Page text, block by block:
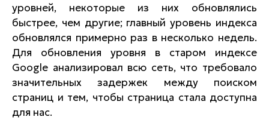
уровней, некоторые из них обновлялись
быстрее, чем другие; главный уровень индекса
обновлялся примерно раз в несколько недель.
Для обновления уровня в старом индексе
Google анализировал всю сеть, что требовало
значительных задержек между поиском
страниц и тем, чтобы страница стала доступна
для нас.